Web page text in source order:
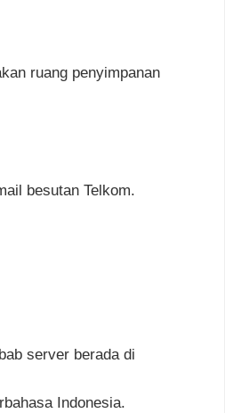
ruang penyimpanan
besutan Telkom.
server berada di
Indonesia.